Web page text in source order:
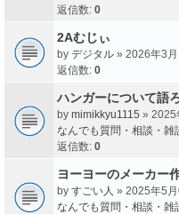
返信数: 0
2Aむじぃ
by デジタル » 2026年3
返信数: 0
ハンガーについて語
by mimikkyu1115 » 2025
なんでも質問・相談・雑
返信数: 0
ヨーヨーのメーカー
by すごい人 » 2025年5
なんでも質問・相談・雑